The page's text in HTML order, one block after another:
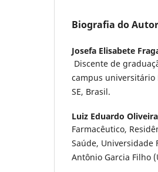
Biografia do Autor
Josefa Elisabete
Discente de
campus universitário
SE, Brasil.
Luiz Eduardo
Farmacêutico,
Saúde, Universidade
Antônio Garcia Filho